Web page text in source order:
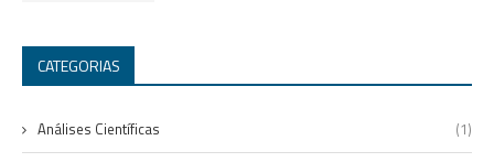
CATEGORIAS
Análises Científicas (1)